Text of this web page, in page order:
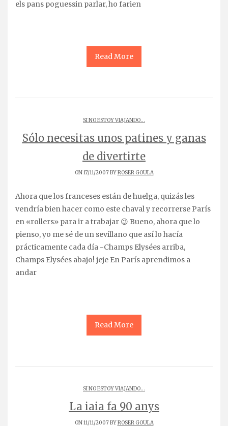
els pans poguessin parlar, ho farien
Read More
SI NO ESTOY VIAJANDO...
Sólo necesitas unos patines y ganas
de divertirte
ON 17/11/2007 BYROSER GOULA
Ahora que los franceses están de huelga, quizás les
vendría bien hacer como este chaval y recorrerse París
en «rollers» para ir a trabajar 😉 Bueno, ahora que lo
pienso, yo me sé de un sevillano que así lo hacía
prácticamente cada día -Champs Elysées arriba,
Champs Elysées abajo! jeje En París aprendimos a
andar
Read More
SI NO ESTOY VIAJANDO...
La iaia fa 90 anys
ON 11/11/2007 BYROSER GOULA